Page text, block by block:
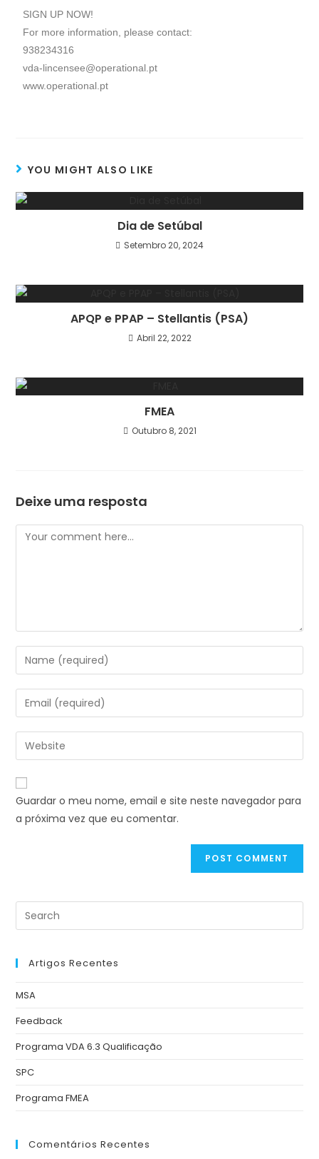
SIGN UP NOW!
For more information, please contact:
938234316
vda-lincensee@operational.pt
www.operational.pt
YOU MIGHT ALSO LIKE
Dia de Setúbal
Setembro 20, 2024
APQP e PPAP – Stellantis (PSA)
Abril 22, 2022
FMEA
Outubro 8, 2021
Deixe uma resposta
Guardar o meu nome, email e site neste navegador para
a próxima vez que eu comentar.
Artigos Recentes
MSA
Feedback
Programa VDA 6.3 Qualificação
SPC
Programa FMEA
Comentários Recentes